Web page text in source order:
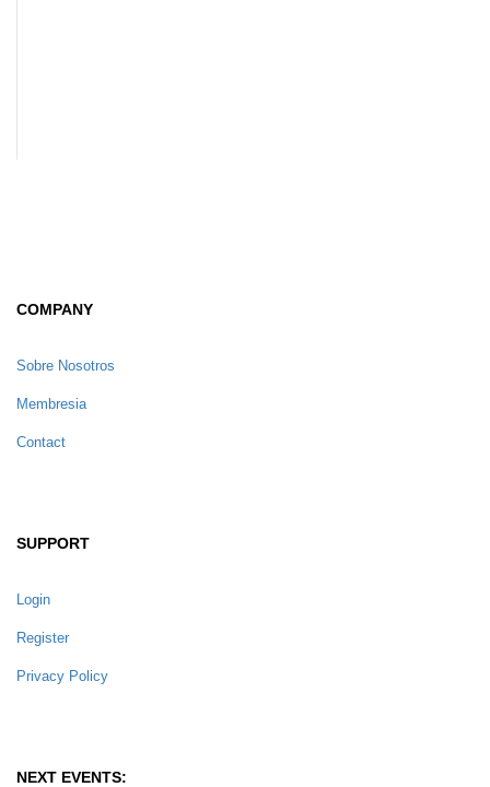
COMPANY
Sobre Nosotros
Membresia
Contact
SUPPORT
Login
Register
Privacy Policy
NEXT EVENTS: